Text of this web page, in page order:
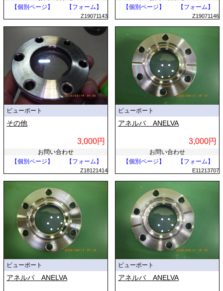
【個別ページ】
【フォーム】
Z19071143
【個別ページ】
【フォーム】
Z19071146
ビューポート
その他
3,000円
お問い合わせ
【個別ページ】
【フォーム】
Z18121414
ビューポート
アネルバ ANELVA
3,000円
お問い合わせ
【個別ページ】
【フォーム】
E11213707
ビューポート
アネルバ ANELVA
ビューポート
アネルバ ANELVA